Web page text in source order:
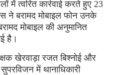
में त्वरित कार्रवाई करते हुए 23
ने बरामद मोबाइल फोन उनके
मोबाइल की अनुमानित
है।
खेरवाड़ा रजत बिश्नोई और
में थानाधिकारी